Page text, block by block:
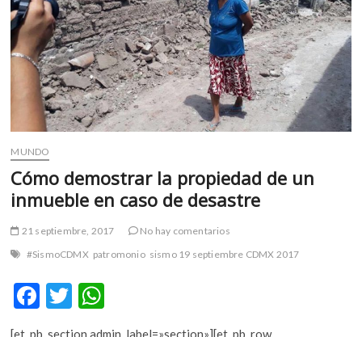
MUNDO
Cómo demostrar la propiedad de un
inmueble en caso de desastre
21 septiembre, 2017
No hay comentarios
#SismoCDMX patromonio sismo 19 septiembre CDMX 2017
F
T
w
h
[et_pb_section admin_label=»section»][et_pb_row